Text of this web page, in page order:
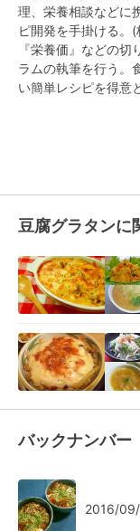
理、栄養相談などに
ピ開発を手掛ける。
『栄養価』などの
ラムの執筆を行う。
い簡単レシピを得意
豆腐グラタンに
バックナンバー
2016/09/